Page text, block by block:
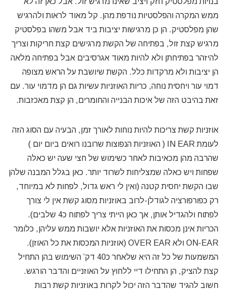
ממש המקרה והפלסטיות נודפת מהן. קל מאוד לראות ולהרגיש
שהן מפלסטיק. הן כן מרגישות יציבות ביד אבל משהו בפלסטיק
מרגיש קצת זול, בפתיחה של הקשת מרגישים קצת חריקות וצריך
להיזהר בפתיחתן ולא להיות מאוד אגרסיבים אבל בפתיחה מלאה
הן יציבות ולא מרקדות כלל. הקשת שיושבת על הראש מצופה
דמוי עור ויחסית נוחה, כריות האוזניות עשיות גם הן מדמוי עור. עם
זאת בהיבט הזה של איכות הבנייה והחומרים, הן קצת מאכזבות.
אוזניות קשת צריכות להיות נוחות לאורך זמן, הבעיה עם הסוג הזה
לעומת IN EAR ( האוזניות הנפוצות שרובנו רואים ביום יום )
שהרבה מהן מכאיבות לאחר כשימוש של חצי שעה יש כאלה
שפחות ויש כאלה שמצליחות לשרוד יותר. כאן בגלל המבנה שלהן
שבו הקשת יחסית קטנה (ואין לי ראש גדול, לפחות לא במיוחד,
רק כפורפורציה לגודלן-לרוב באוזניות מסוג קשת אין לי צורך
לפתוח ולהגדיל אותן, אך כאן הייתי צריך לפתוח כ4 שלבים).
הכריות אינן מכסות את האוזניות אלא יושבות ממש עליהן, כלומר
ON-EAR ולא OVER EAR (אוזניות המכסות את כל האוזן).
המשמעות של כל זה היא שלאחר כ40 דק’ השימוש בהן התחיל
קצת להציק, הן התחילו דיי ללחוץ על האוזניים והדבר הורגש.
חשוב להגיד שהדבר הזה יכול לקרות באוזניות קשת רבות